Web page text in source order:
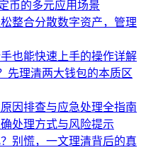
币的多元应用场景
整合分散数字资产，管理
也能快速上手的操作详解
先理清两大钱包的本质区
因排查与应急处理全指南
处理方式与风险提示
别慌，一文理清背后的真